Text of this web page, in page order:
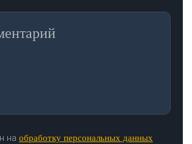
на обработку персональных данных